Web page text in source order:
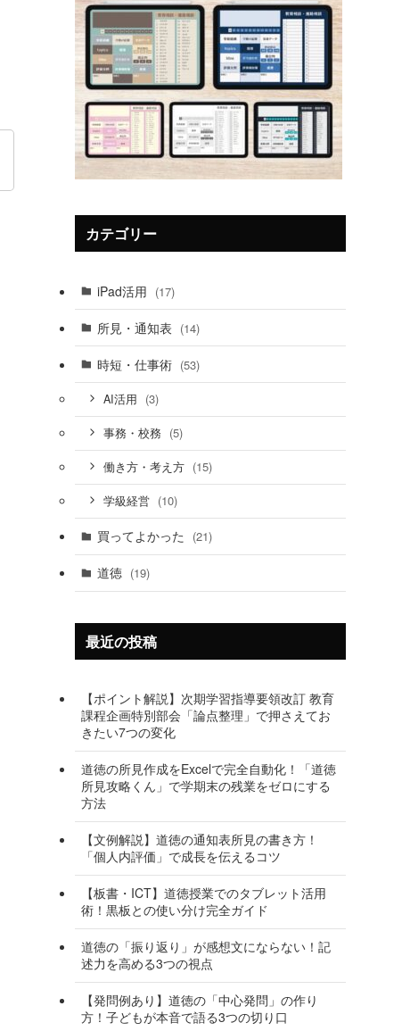
カテゴリー
iPad活用 (17)
所見・通知表 (14)
時短・仕事術 (53)
AI活用 (3)
事務・校務 (5)
働き方・考え方 (15)
学級経営 (10)
買ってよかった (21)
道徳 (19)
最近の投稿
【ポイント解説】次期学習指導要領改訂 教育
課程企画特別部会「論点整理」で押さえてお
きたい7つの変化
道徳の所見作成をExcelで完全自動化！「道徳
所見攻略くん」で学期末の残業をゼロにする
方法
【文例解説】道徳の通知表所見の書き方！
「個人内評価」で成長を伝えるコツ
【板書・ICT】道徳授業でのタブレット活用
術！黒板との使い分け完全ガイド
道徳の「振り返り」が感想文にならない！記
述力を高める3つの視点
【発問例あり】道徳の「中心発問」の作り
方！子どもが本音で語る3つの切り口